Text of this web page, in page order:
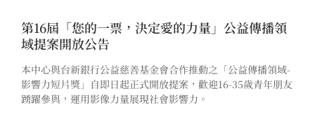
第16屆「您的一票，決定愛的力量」公益傳播領
域提案開放公告
本中心與台新銀行公益慈善基金會合作推動之「公益傳播領域-
影響力短片獎」自即日起正式開放提案，歡迎16-35歲青年朋友
踴躍參與，運用影像力量展現社會影響力。